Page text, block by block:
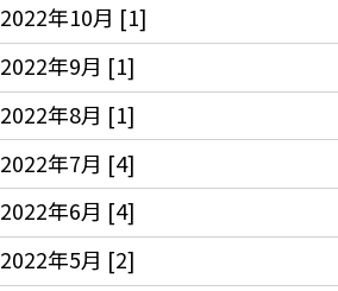
2022年10月 [1]
2022年9月 [1]
2022年8月 [1]
2022年7月 [4]
2022年6月 [4]
2022年5月 [2]